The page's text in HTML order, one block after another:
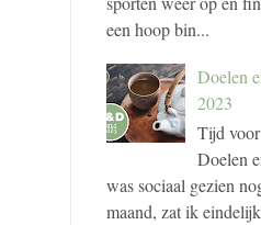
een hoop bin...
Doelen
2023
Tijd
Doelen
was sociaal gezien
maand, zat ik